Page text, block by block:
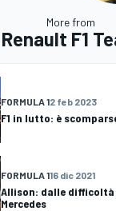
More from
Renault F1
FORMULA 12 feb 2023
F1 in lutto: è
FORMULA 116 dic 2021
Allison: dalle
Mercedes